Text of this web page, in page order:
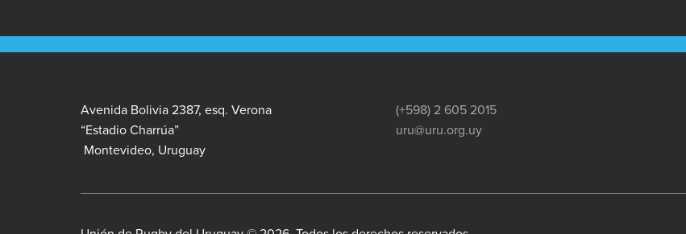
Avenida Bolivia 2387, esq. Verona
“Estadio Charrúa”
Montevideo, Uruguay
(+598) 2 605 2015
uru@uru.org.uy